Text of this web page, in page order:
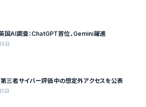
国AI調査：ChatGPT首位、Gemini躍進
日
三者サイバー評価中の想定外アクセスを公表
日